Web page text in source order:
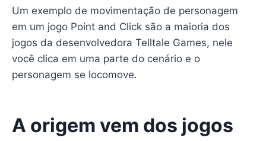
Um exemplo de movimentação de personagem
em um jogo Point and Click são a maioria dos
jogos da desenvolvedora Telltale Games, nele
você clica em uma parte do cenário e o
personagem se locomove.
A origem vem dos jogos